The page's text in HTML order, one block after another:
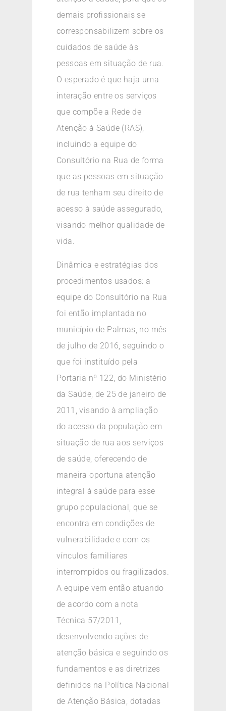
demais profissionais se
corresponsabilizem sobre os
cuidados de saúde às
pessoas em situação de rua.
O esperado é que haja uma
interação entre os serviços
que compõe a Rede de
Atenção à Saúde (RAS),
incluindo a equipe do
Consultório na Rua de forma
que as pessoas em situação
de rua tenham seu direito de
acesso à saúde assegurado,
visando melhor qualidade de
vida.
Dinâmica e estratégias dos
procedimentos usados: a
equipe do Consultório na Rua
foi então implantada no
município de Palmas, no mês
de julho de 2016, seguindo o
que foi instituído pela
Portaria nº 122, do Ministério
da Saúde, de 25 de janeiro de
2011, visando à ampliação
do acesso da população em
situação de rua aos serviços
de saúde, oferecendo de
maneira oportuna atenção
integral à saúde para esse
grupo populacional, que se
encontra em condições de
vulnerabilidade e com os
vínculos familiares
interrompidos ou fragilizados.
A equipe vem então atuando
de acordo com a nota
Técnica 57/2011,
desenvolvendo ações de
atenção básica e seguindo os
fundamentos e as diretrizes
definidos na Política Nacional
de Atenção Básica, dotadas